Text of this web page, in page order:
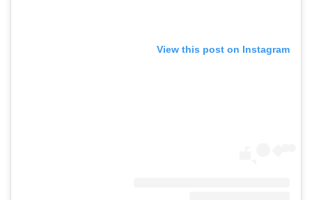
View this post on Instagram